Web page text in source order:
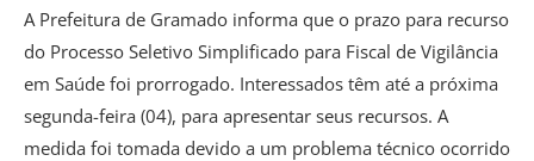
A Prefeitura de Gramado informa que o prazo para recurso
do Processo Seletivo Simplificado para Fiscal de Vigilância
em Saúde foi prorrogado. Interessados têm até a próxima
segunda-feira (04), para apresentar seus recursos. A
medida foi tomada devido a um problema técnico ocorrido